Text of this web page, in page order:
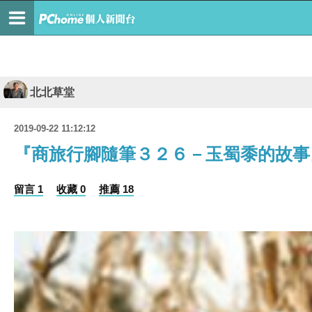
北北草堂
2019-09-22 11:12:12
『商旅行腳隨筆３２６－玉蜀黍的故
留言 1 收藏 0 推薦 18